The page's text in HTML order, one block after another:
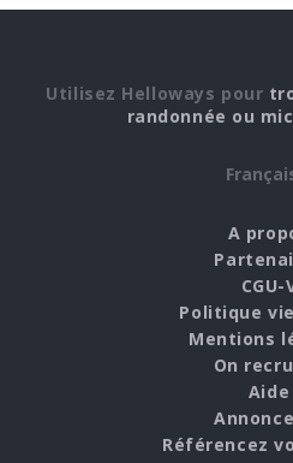
Utilisez Helloways pour
randonnée ou
A
CGU-
Politique
Mentions
On
Aide
Référencez